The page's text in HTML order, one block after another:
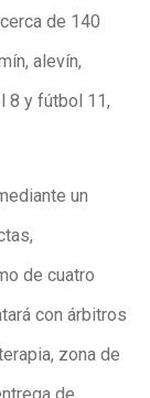
de 140
alevín,
8 y fútbol 11,
un
de cuatro
con árbitros
zona de